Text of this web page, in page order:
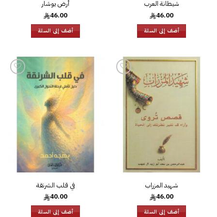
شيطانة العرب
46.00
أضف إلى السلة
أرض يوشار
46.00
أضف إلى السلة
إضافة
قائمة
شهيد المزراب
46.00
أضف إلى السلة
الرغبات
في قلب الشرنقة
40.00
أضف إلى السلة